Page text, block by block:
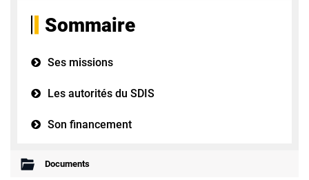
Sommaire
Ses missions
Les autorités du SDIS
Son financement
Documents